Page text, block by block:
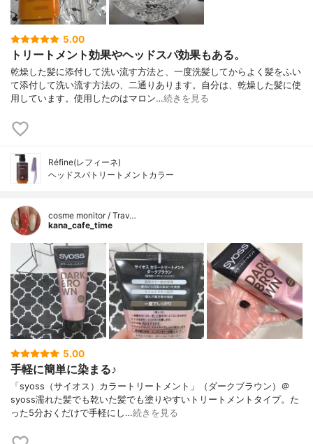
5.00
トリートメント効果やヘッドスパ効果もある。
乾燥した髪に添付して洗い流す方法と、一度洗髪してからよく髪をふい
て添付して洗い流す方法の、二通りあります。自分は、乾燥した髪に使
用しています。使用したのはマロン…続きを見る
Réfine(レフィーネ)
ヘッドスパトリートメントカラー
cosme monitor / Trav…
kana_cafe_time
5.00
手軽に簡単に染まる♪
「syoss（サイオス）カラートリートメント」（ダークブラウン）＠
syoss濡れた髪でも乾いた髪でも塗りやすいトリートメントタイプ。た
った5分おくだけで手軽にし…続きを見る